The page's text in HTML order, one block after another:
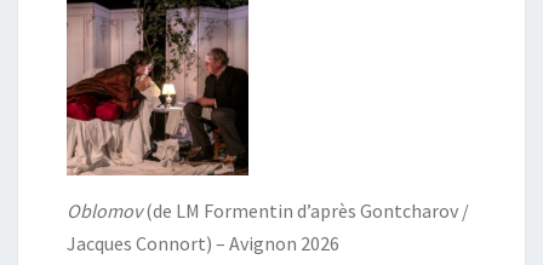
Oblomov(de LM Formentin d’après Gontcharov /
Jacques Connort) – Avignon 2026